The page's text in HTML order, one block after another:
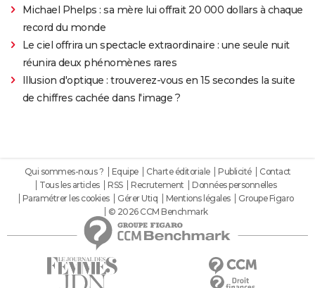
Michael Phelps : sa mère lui offrait 20 000 dollars à chaque
record du monde
Le ciel offrira un spectacle extraordinaire : une seule nuit
réunira deux phénomènes rares
Illusion d'optique : trouverez-vous en 15 secondes la suite
de chiffres cachée dans l'image ?
Qui sommes-nous ? Equipe Charte éditoriale Publicité
Contact
Tous les articles
RSS Recrutement
Données personnelles
Paramétrer les cookies
Gérer Utiq Mentions légales
Groupe Figaro
© 2026 CCM Benchmark